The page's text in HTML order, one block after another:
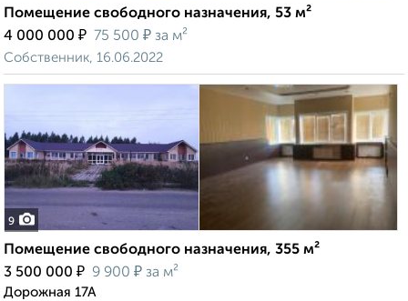
Помещение свободного назначения, 53 м²
4 000 000 ₽ 75 500 ₽ за м²
Собственник, 16.06.2022
9
Помещение свободного назначения, 355 м²
3 500 000 ₽ 9 900 ₽ за м²
Дорожная 17А